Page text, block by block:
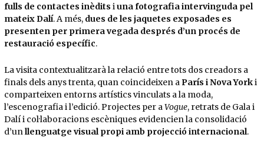
fulls de contactes inèdits iuna fotografia intervinguda pel
mateix Dalí. A més, dues de les jaquetes exposades es
presenten per primera vegada després d’un procés de
restauració específic.
La visita contextualitzarà la relació entre tots dos creadors a
finals dels anys trenta, quan coincideixen aParís i Nova Yorki
comparteixen entorns artístics vinculats a la moda,
l’escenografia i l’edició. Projectes per aVogue, retrats de Gala i
Dalí i col·laboracions escèniques evidencien la consolidació
d’unllenguatge visual propi amb projecció internacional.